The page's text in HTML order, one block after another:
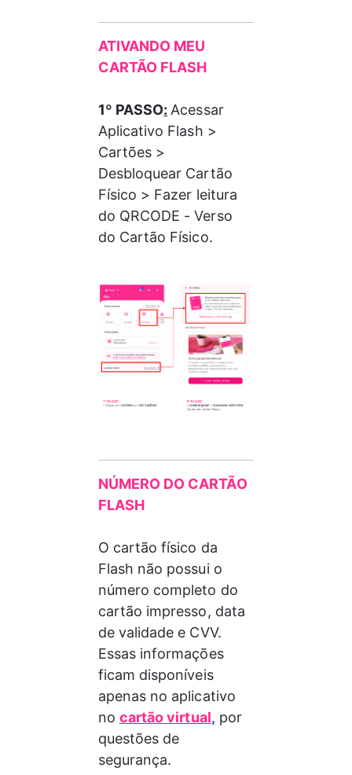
ATIVANDO MEU
CARTÃO FLASH
1º PASSO: Acessar
Aplicativo Flash >
Cartões >
Desbloquear Cartão
Físico > Fazer leitura
do QRCODE - Verso
do Cartão Físico.
NÚMERO DO CARTÃO
FLASH
O cartão físico da
Flash não possui o
número completo do
cartão impresso, data
de validade e CVV.
Essas informações
ficam disponíveis
apenas no aplicativo
no cartão virtual, por
questões de
segurança.